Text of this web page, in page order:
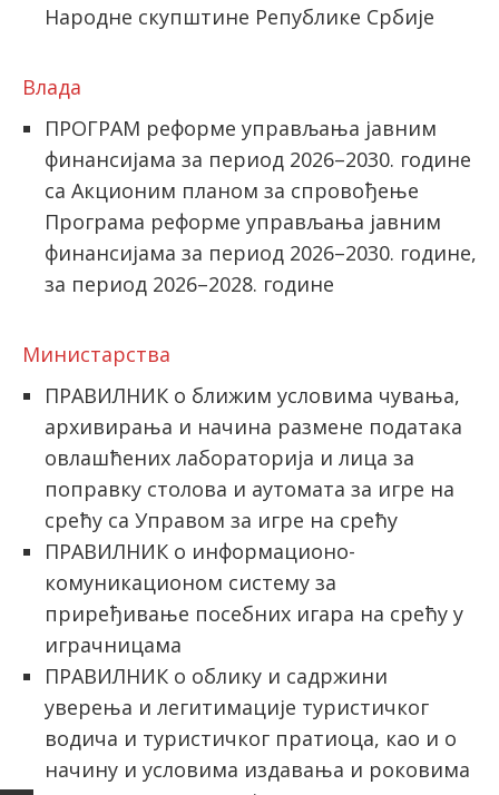
Народне скупштине Републике Србије
Влада
ПРОГРАМ реформе управљања јавним
финансијама за период 2026–2030. године
са Акционим планом за спровођење
Програма реформе управљања јавним
финансијама за период 2026–2030. године,
за период 2026–2028. године
Министарства
ПРАВИЛНИК о ближим условима чувања,
архивирања и начина размене података
овлашћених лабораторија и лица за
поправку столова и аутомата за игре на
срећу са Управом за игре на срећу
ПРАВИЛНИК о информационо-
комуникационом систему за
приређивање посебних игара на срећу у
играчницама
ПРАВИЛНИК о облику и садржини
уверења и легитимације туристичког
водича и туристичког пратиоца, као и о
начину и условима издавања и роковима